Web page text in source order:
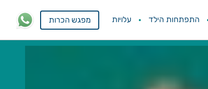
התפתחות הילד עלויות מפגש הכרות